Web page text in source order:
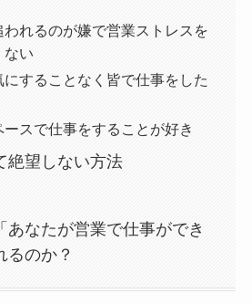
われるのが嫌で営業ストレスを
ない
にすることなく皆で仕事をした
ースで仕事をすることが好き
絶望しない方法
あなたが営業で仕事ができ
るのか？